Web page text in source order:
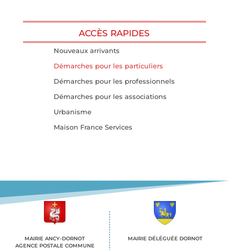
ACCÈS RAPIDES
Nouveaux arrivants
Démarches pour les particuliers
Démarches pour les professionnels
Démarches pour les associations
Urbanisme
Maison France Services
MAIRIE ANCY-DORNOT
AGENCE POSTALE COMMUNE
MAIRIE DÉLÉGUÉE DORNOT